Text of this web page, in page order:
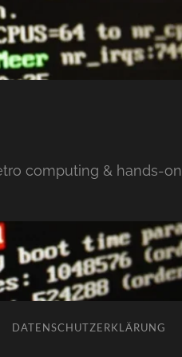
computing & hands-on
DATENSCHUTZERKLÄRUNG